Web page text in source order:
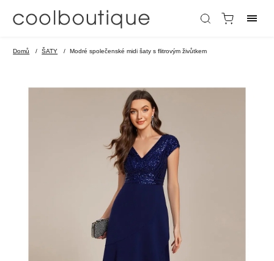
Domů / ŠATY / Modré společenské midi šaty s flitrovým živůtkem